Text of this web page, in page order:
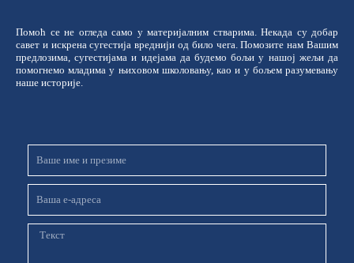
Помоћ се не огледа само у материјалним стварима. Некада су добар
савет и искрена сугестија вреднији од било чега. Помозите нам Вашим
предлозима, сугестијама и идејама да будемо бољи у нашој жељи да
помогнемо младима у њиховом школовању, као и у бољем разумевању
наше историје.
презиме
Порука